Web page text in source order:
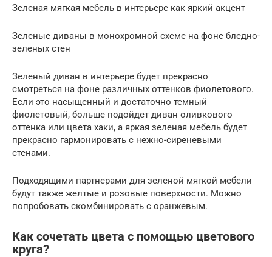
Зеленая мягкая мебель в интерьере как яркий акцент
Зеленые диваны в монохромной схеме на фоне бледно-
зеленых стен
Зеленый диван в интерьере будет прекрасно
смотреться на фоне различных оттенков фиолетового.
Если это насыщенный и достаточно темный
фиолетовый, больше подойдет диван оливкового
оттенка или цвета хаки, а яркая зеленая мебель будет
прекрасно гармонировать с нежно-сиреневыми
стенами.
Подходящими партнерами для зеленой мягкой мебели
будут также желтые и розовые поверхности. Можно
попробовать скомбинировать с оранжевым.
Как сочетать цвета с помощью цветового
круга?